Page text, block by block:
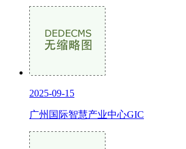
2025-09-15
广州国际智慧产业中心GIC